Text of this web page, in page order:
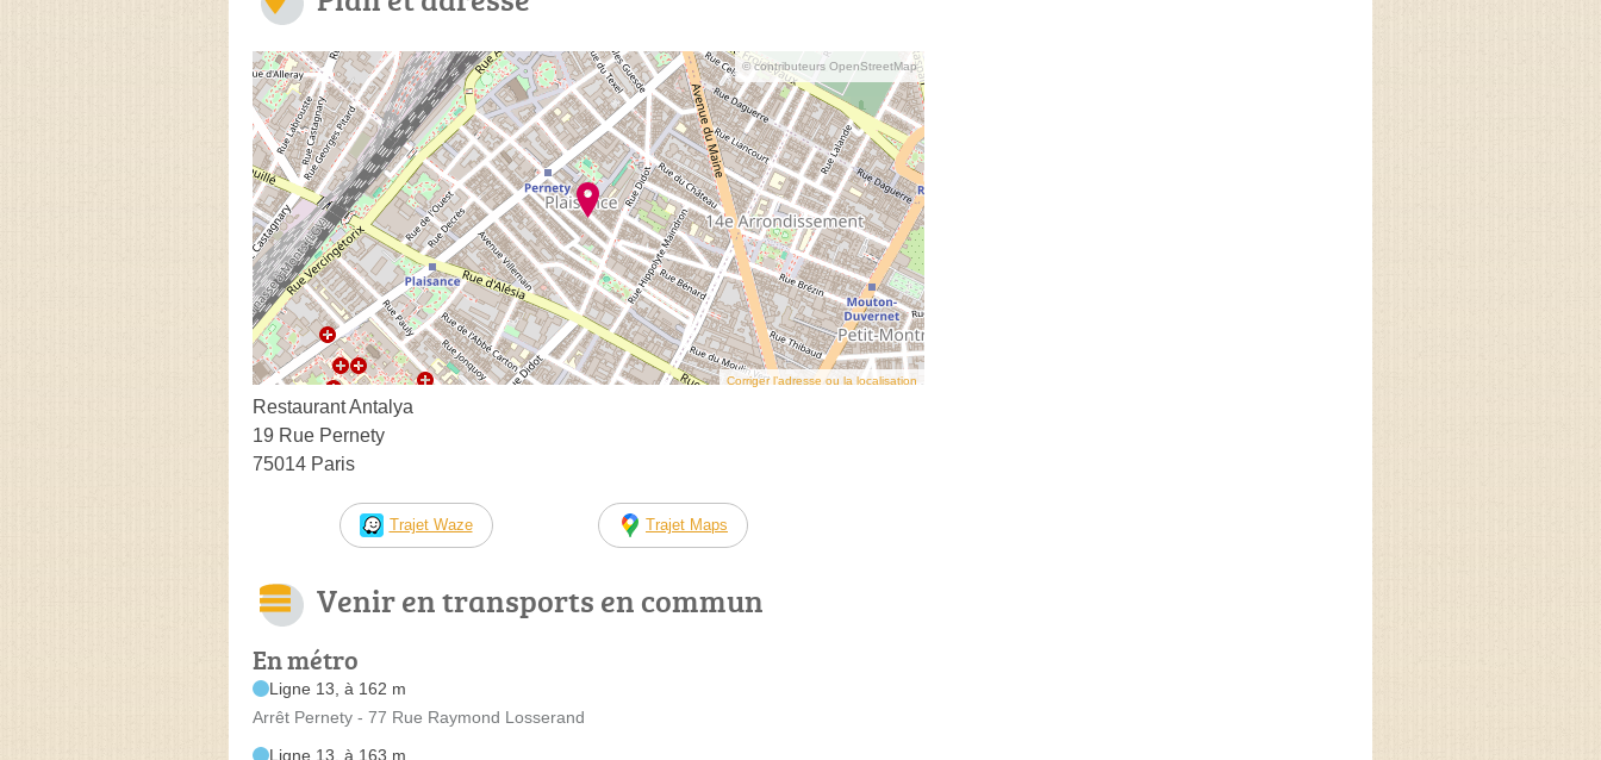
© contributeurs OpenStreetMap
Corriger l’adresse ou la localisation
Restaurant Antalya
19 Rue Pernety
75014 Paris
Trajet Waze Trajet Maps
Venir en transports en commun
En métro
Ligne 13, à 162 m
Arrêt Pernety - 77 Rue Raymond Losserand
Ligne 13, à 163 m